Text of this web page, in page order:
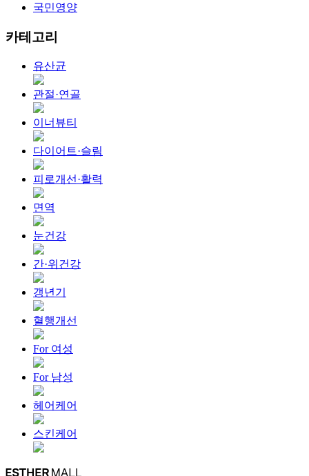
국민영양
카테고리
유산균
관절·연골
이너뷰티
다이어트·슬림
피로개선·활력
면역
눈건강
간·위건강
갱년기
혈행개선
For 여성
For 남성
헤어케어
스킨케어